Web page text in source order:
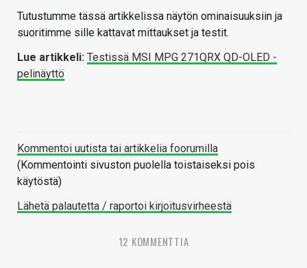
Tutustumme tässä artikkelissa näytön ominaisuuksiin ja
suoritimme sille kattavat mittaukset ja testit.
Lue artikkeli: Testissä MSI MPG 271QRX QD-OLED -
pelinäyttö
Kommentoi uutista tai artikkelia foorumilla
(Kommentointi sivuston puolella toistaiseksi pois
käytöstä)
Lähetä palautetta / raportoi kirjoitusvirheestä
12 KOMMENTTIA